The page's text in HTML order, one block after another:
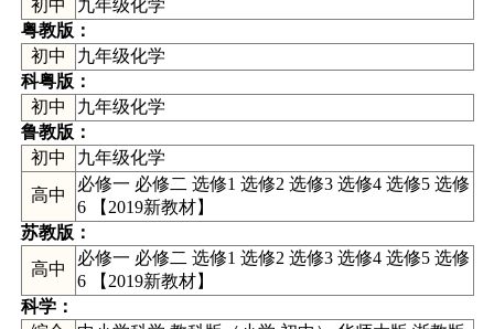
初中
九年级化学
粤教版：
初中
九年级化学
科粤版：
初中
九年级化学
鲁教版：
初中
九年级化学
高中
必修一 必修二 选修1 选修2 选修3 选修4 选修5 选修
6【 2019新教材】
苏教版：
高中
必修一 必修二 选修1 选修2 选修3 选修4 选修5 选修
6【 2019新教材】
科学：